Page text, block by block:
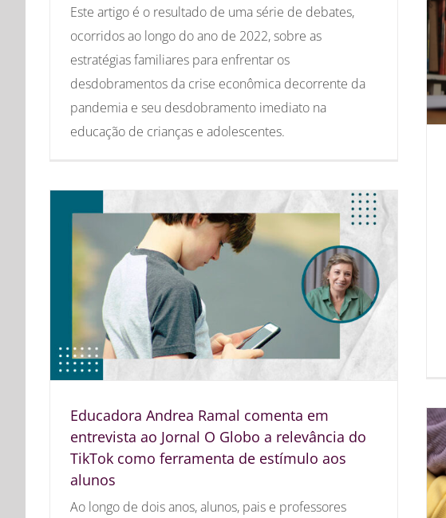
Este artigo é o resultado de uma série de debates,
ocorridos ao longo do ano de 2022, sobre as
estratégias familiares para enfrentar os
desdobramentos da crise econômica decorrente da
pandemia e seu desdobramento imediato na
educação de crianças e adolescentes.
Educadora Andrea Ramal comenta em
entrevista ao Jornal O Globo a relevância do
TikTok como ferramenta de estímulo aos
alunos
Ao longo de dois anos, alunos, pais e professores